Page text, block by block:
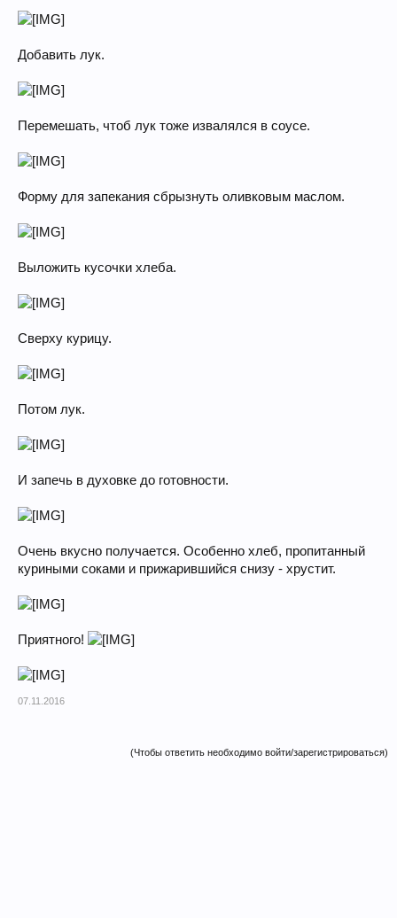
Добавить лук.
Перемешать, чтоб лук тоже извалялся в соусе.
Форму для запекания сбрызнуть оливковым маслом.
Выложить кусочки хлеба.
Сверху курицу.
Потом лук.
И запечь в духовке до готовности.
Очень вкусно получается. Особенно хлеб, пропитанный
куриными соками и прижарившийся снизу - хрустит.
Приятного!
07.11.2016
(Чтобы ответить необходимо войти/зарегистрироваться)